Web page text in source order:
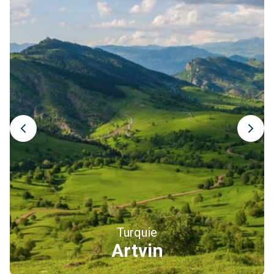
Le centre-ville reste très vivant, avec ses marchés, ses
pâtisseries traditionnelles et ses nombreuses maisons de
thé où les habitants passent des heures à discuter autour
d’un verre de çay brûlant. Le bazar permet de découvrir les
produits emblématiques de la région : thé noir local, miel
des montagnes Kaçkar, noisettes, confitures artisanales et
tissus traditionnels. L’ambiance y est chaleureuse et
authentique, loin des grandes zones touristiques du pays.
En soirée, le front de mer offre une promenade agréable
face aux eaux sombres de la mer Noire. Installez-vous
dans un restaurant local pour goûter la cuisine pontique,
généreuse et réconfortante : anchois grillés, pide au
fromage ou soupe de maïs.
Les yaylas traditionnels, l’âme de la Turquie pontique
Au-delà d’Ayder, la région de Rize abrite une multitude de
hauts plateaux traditionnels encore peu connus des
Turquie
Erzincan